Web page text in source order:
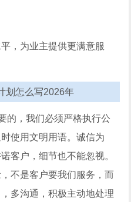
，为业主提供更满意服
划怎么写2026年
的，我们必须严格执行公
使用文明用语。诚信为
客户，细节也不能忽视。
不是客户要我们服务，而
多沟通，积极主动地处理